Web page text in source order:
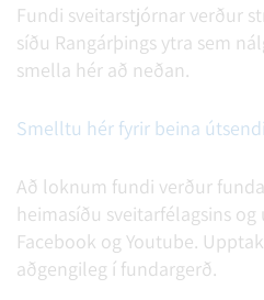
Fundi sveitarstjórnar verður
síðu Rangárþings ytra sem
smella hér að neðan.
Smelltu hér fyrir beina
Að loknum fundi verður
heimasíðu sveitarfélagsins
Facebook og Youtube.
aðgengileg í fundargerð.